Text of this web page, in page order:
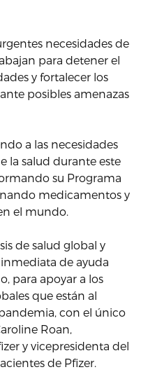
necesidades de
para detener el
y fortalecer los
posibles amenazas
a las necesidades
la salud durante este
su Programa
medicamentos y
el mundo.
de salud global y
de ayuda
para apoyar a los
que están al
con el único
Roan,
y vicepresidenta del
de Pfizer.